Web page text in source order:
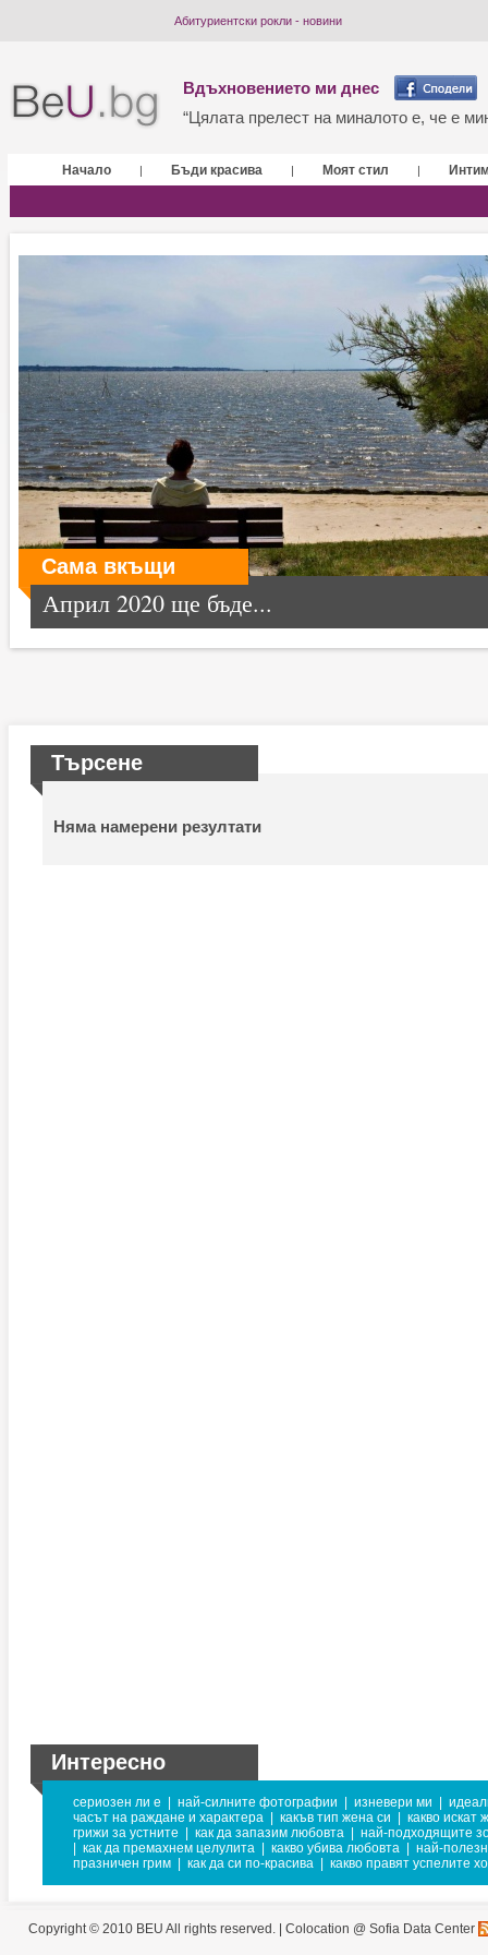
Абитуриентски рокли - новини
Вдъхновението ми днес
“Цялата прелест на миналото е, че е
Начало | Бъди красива | Моят стил |
Сама вкъщи
Април 2020 ще бъде...
Търсене
Няма намерени резултати
Интересно
сериозен ли е най-силните фотографии изневери ми
часът на раждане и характера
какъв тип жена си
какво искат
грижи за устните
как да запазим любовта
най-подходящите
как да премахнем целулита какво убива любовта
най-
празничен грим
как да си по-красива какво правят успелите
Copyright © 2010 BEU All rights reserved. | Colocation @ Sofia Data Center